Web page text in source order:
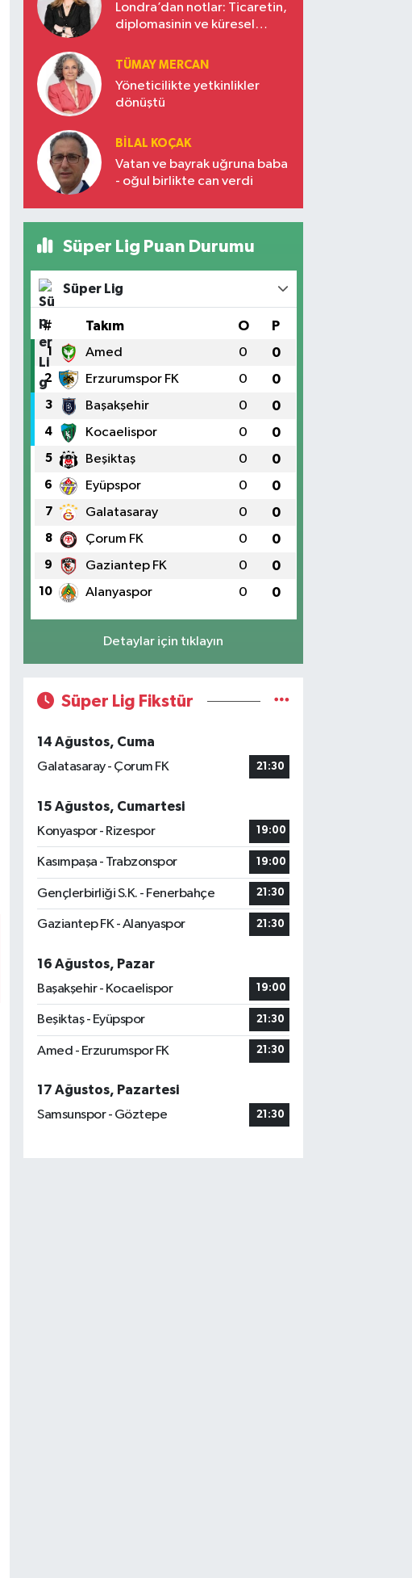
Londra’dan notlar: Ticaretin,
diplomasinin ve küresel
Türkiye’nin yükselen gücü
TÜMAY MERCAN
Yöneticilikte yetkinlikler
dönüştü
BILAL KOÇAK
Vatan ve bayrak uğruna baba
- oğul birlikte can verdi
Süper Lig Puan Durumu
Süper Lig
# Takım O P
1 Amed 0 0
2 Erzurumspor FK 0 0
3 Başakşehir 0 0
4 Kocaelispor 0 0
5 Beşiktaş 0 0
6 Eyüpspor 0 0
7 Galatasaray 0 0
8 Çorum FK 0 0
9 Gaziantep FK 0 0
10 Alanyaspor 0 0
Detaylar için tıklayın
Süper Lig Fikstür
14 Ağustos, Cuma
Galatasaray - Çorum FK
21:30
15 Ağustos, Cumartesi
Konyaspor - Rizespor
19:00
Kasımpaşa - Trabzonspor 19:00
Gençlerbirliği S.K. - Fenerbahçe 21:30
Gaziantep FK - Alanyaspor 21:30
16 Ağustos, Pazar
Başakşehir - Kocaelispor
19:00
Beşiktaş - Eyüpspor 21:30
Amed - Erzurumspor FK 21:30
17 Ağustos, Pazartesi
Samsunspor - Göztepe
21:30